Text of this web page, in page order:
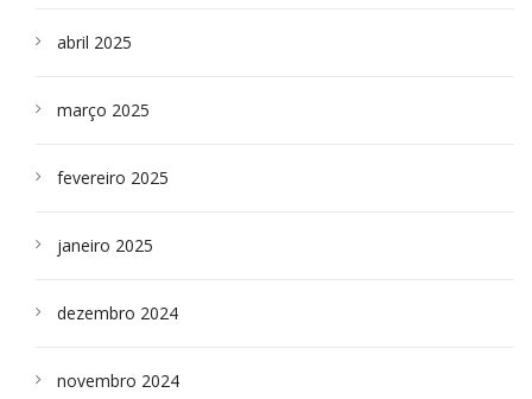
abril 2025
março 2025
fevereiro 2025
janeiro 2025
dezembro 2024
novembro 2024